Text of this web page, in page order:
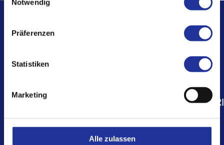
Notwendig
Präferenzen
Statistiken
Marketing
Alle zulassen
Jobs & Karriere
Aktuelles
Weitere